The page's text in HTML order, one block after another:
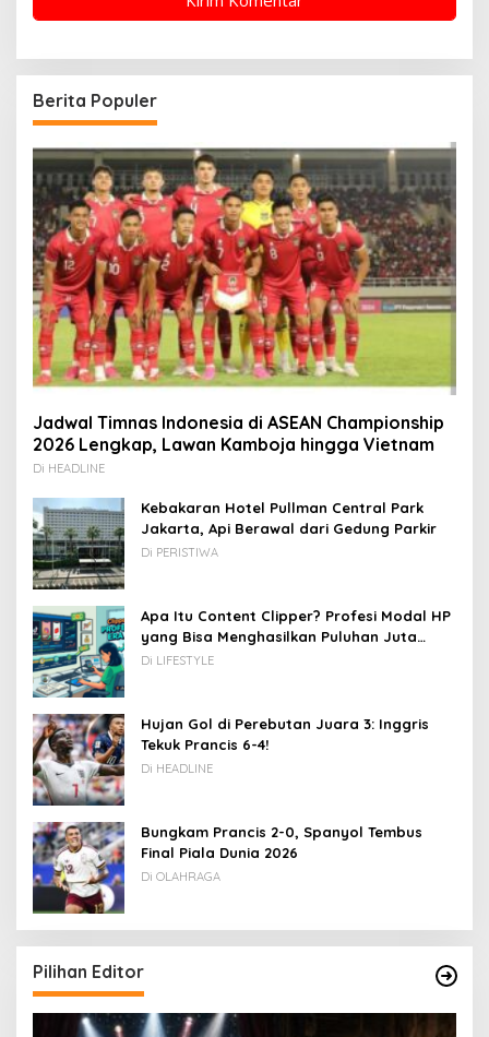
Berita Populer
Jadwal Timnas Indonesia di ASEAN Championship
2026 Lengkap, Lawan Kamboja hingga Vietnam
Di HEADLINE
Kebakaran Hotel Pullman Central Park
Jakarta, Api Berawal dari Gedung Parkir
Di PERISTIWA
Apa Itu Content Clipper? Profesi Modal HP
yang Bisa Menghasilkan Puluhan Juta
Rupiah
Di LIFESTYLE
Hujan Gol di Perebutan Juara 3: Inggris
Tekuk Prancis 6-4!
Di HEADLINE
Bungkam Prancis 2-0, Spanyol Tembus
Final Piala Dunia 2026
Di OLAHRAGA
Pilihan Editor